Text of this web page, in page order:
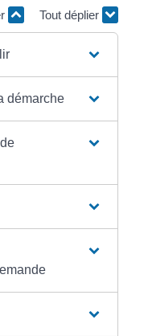
Tout déplier
démarche